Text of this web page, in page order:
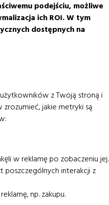
podejściu, możliwe
ich ROI. W tym
dostępnych na
z Twoją stroną i
zrozumieć, jakie metryki są
w reklamę po zobaczeniu jej.
poszczególnych interakcji z
np. zakupu.